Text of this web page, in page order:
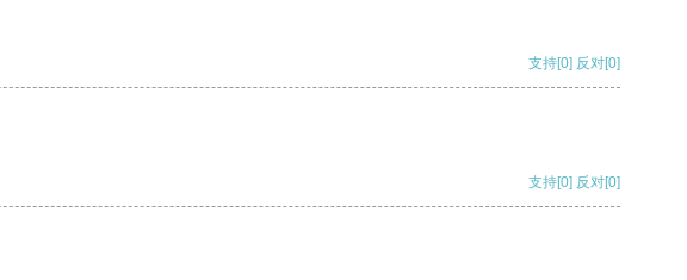
支持[0] 反对[0]
支持[0] 反对[0]